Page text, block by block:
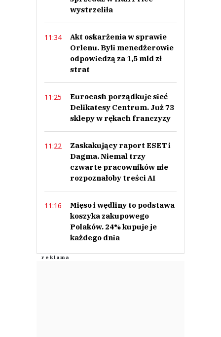
wystrzeliła
11:34
Akt oskarżenia w sprawie
Orlenu. Byli menedżerowie
odpowiedzą za 1,5 mld zł
strat
11:25
Eurocash porządkuje sieć
Delikatesy Centrum. Już 73
sklepy w rękach franczyzy
11:22
Zaskakujący raport ESET i
Dagma. Niemal trzy
czwarte pracowników nie
rozpoznałoby treści AI
11:16
Mięso i wędliny to podstawa
koszyka zakupowego
Polaków. 24% kupuje je
każdego dnia